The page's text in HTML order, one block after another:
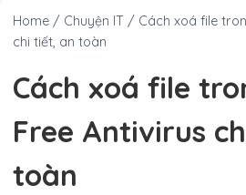
Home / Chuyện IT / Cách xoá file
chi tiết, an toàn
Cách xoá file
Free Antivirus
toàn